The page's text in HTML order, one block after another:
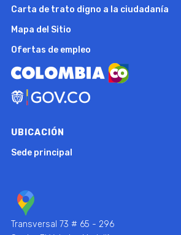
Carta de trato digno a la ciudadanía
Mapa del Sitio
Ofertas de empleo
UBICACIÓN
Sede principal
Transversal 73 # 65 - 296